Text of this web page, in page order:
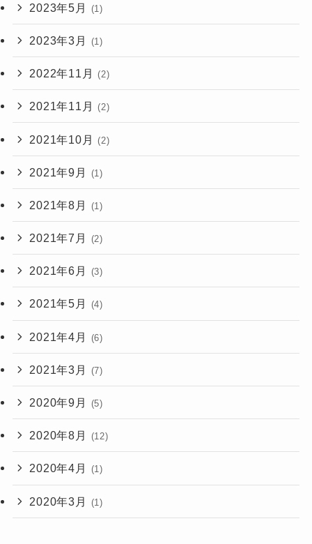
2023年5月 (1)
2023年3月 (1)
2022年11月 (2)
2021年11月 (2)
2021年10月 (2)
2021年9月 (1)
2021年8月 (1)
2021年7月 (2)
2021年6月 (3)
2021年5月 (4)
2021年4月 (6)
2021年3月 (7)
2020年9月 (5)
2020年8月 (12)
2020年4月 (1)
2020年3月 (1)